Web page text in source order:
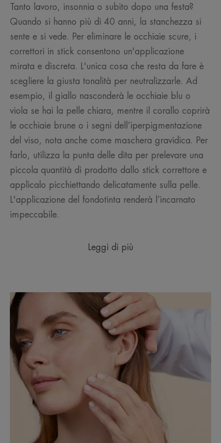
Tanto lavoro, insonnia o subito dopo una festa?
Quando si hanno più di 40 anni, la stanchezza si
sente e si vede. Per eliminare le occhiaie scure, i
correttori in stick consentono un'applicazione
mirata e discreta. L'unica cosa che resta da fare è
scegliere la giusta tonalità per neutralizzarle. Ad
esempio, il giallo nasconderà le occhiaie blu o
viola se hai la pelle chiara, mentre il corallo coprirà
le occhiaie brune o i segni dell’iperpigmentazione
del viso, nota anche come maschera gravidica. Per
farlo, utilizza la punta delle dita per prelevare una
piccola quantità di prodotto dallo stick correttore e
applicalo picchiettando delicatamente sulla pelle.
L'applicazione del fondotinta renderà l’incarnato
impeccabile.
Leggi di più